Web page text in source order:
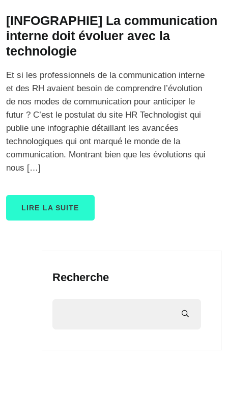
[INFOGRAPHIE] La communication
interne doit évoluer avec la
technologie
Et si les professionnels de la communication interne
et des RH avaient besoin de comprendre l’évolution
de nos modes de communication pour anticiper le
futur ? C’est le postulat du site HR Technologist qui
publie une infographie détaillant les avancées
technologiques qui ont marqué le monde de la
communication. Montrant bien que les évolutions qui
nous […]
LIRE LA SUITE
Recherche